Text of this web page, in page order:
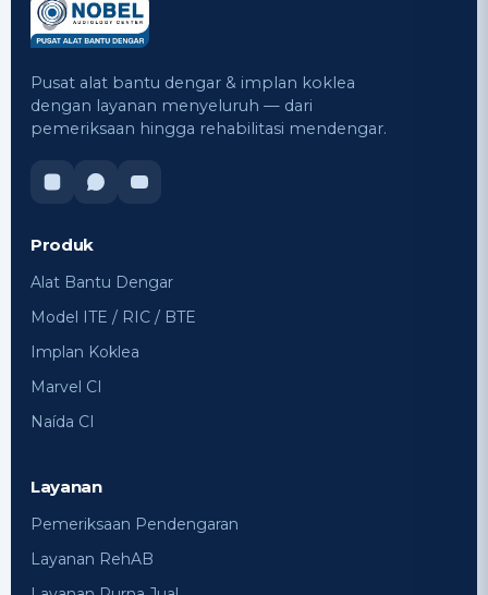
Pusat alat bantu dengar & implan koklea
dengan layanan menyeluruh — dari
pemeriksaan hingga rehabilitasi mendengar.
Produk
Alat Bantu Dengar
Model ITE / RIC / BTE
Implan Koklea
Marvel CI
Naída CI
Layanan
Pemeriksaan Pendengaran
Layanan RehAB